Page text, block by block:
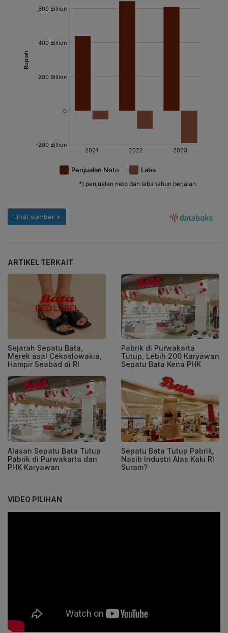
ARTIKEL TERKAIT
Sejarah Sepatu Bata,
Merek asal Cekoslowakia,
Hampir Seabad di RI
Pabrik di Purwakarta
Tutup, Lebih 200 Karyawan
Sepatu Bata Kena PHK
Alasan Sepatu Bata Tutup
Pabrik di Purwakarta dan
PHK Karyawan
Sepatu Bata Tutup Pabrik,
Nasib Industri Alas Kaki RI
Suram?
VIDEO PILIHAN